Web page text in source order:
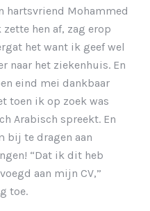
hartsvriend Mohammed
hen af, zag erop
het want ik geef wel
naar het ziekenhuis. En
eind mei dankbaar
toen ik op zoek was
Arabisch spreekt. En
bij te dragen aan
“Dat ik dit heb
aan mijn CV,”
toe.